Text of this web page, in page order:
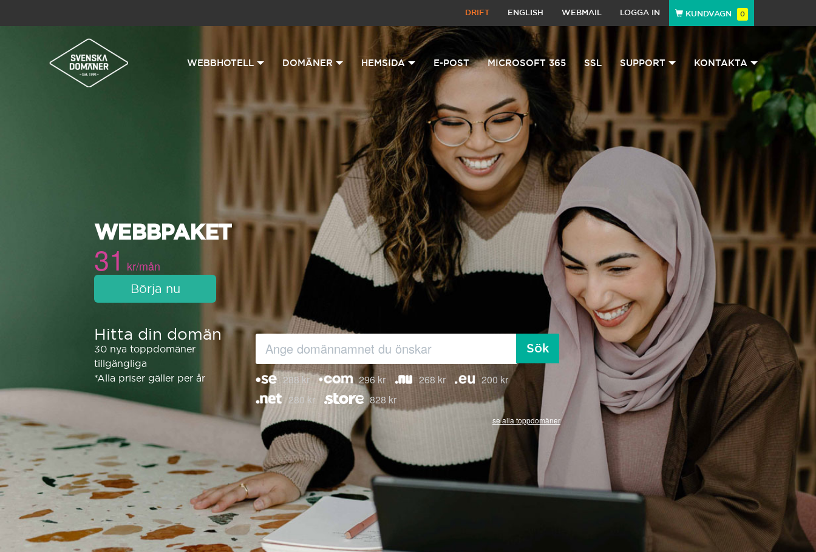
DRIFT ENGLISH WEBMAIL LOGGA IN KUNDVAGN 0
WEBBHOTELL DOMÄNER HEMSIDA E-POST MICROSOFT 365 SSL SUPPORT KONTAKTA
WEBBPAKET
31 kr/mån
Börja nu
Hitta din domän
30 nya toppdomäner
tillgängliga
*Alla priser gäller per år
Sök
288 kr 296 kr 268 kr
200 kr
280 kr
828 kr
se alla toppdomäner